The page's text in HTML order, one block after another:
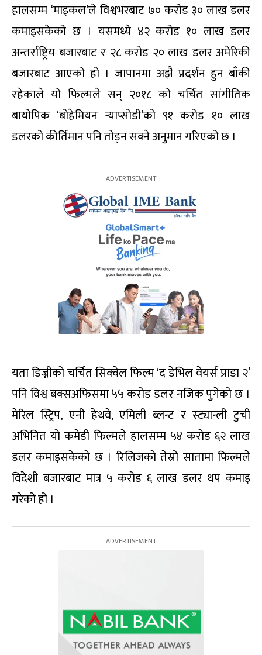
हालसम्म ‘माइकल’ले विश्वभरबाट ७० करोड ३० लाख डलर
कमाइसकेको छ । यसमध्ये ४२ करोड १० लाख डलर
अन्तर्राष्ट्रिय बजारबाट र २८ करोड २० लाख डलर अमेरिकी
बजारबाट आएको हो । जापानमा अझै प्रदर्शन हुन बाँकी
रहेकाले यो फिल्मले सन् २०१८ को चर्चित सांगीतिक
बायोपिक ‘बोहेमियन र्‍याप्सोडी’को ९१ करोड १० लाख
डलरको कीर्तिमान पनि तोड्न सक्ने अनुमान गरिएको छ ।
यता डिज्नीको चर्चित सिक्वेल फिल्म ‘द डेभिल वेयर्स प्राडा २’
पनि विश्व बक्सअफिसमा ५५ करोड डलर नजिक पुगेको छ ।
मेरिल स्ट्रिप, एनी हेथवे, एमिली ब्लन्ट र स्ट्यान्ली टुची
अभिनित यो कमेडी फिल्मले हालसम्म ५४ करोड ६२ लाख
डलर कमाइसकेको छ । रिलिजको तेस्रो सातामा फिल्मले
विदेशी बजारबाट मात्र ५ करोड ६ लाख डलर थप कमाइ
गरेको हो ।